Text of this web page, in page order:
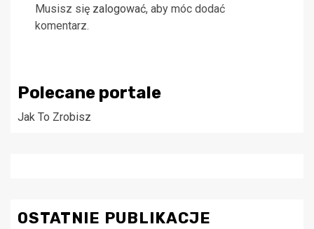
Musisz się zalogować, aby móc dodać
komentarz.
Polecane portale
Jak To Zrobisz
OSTATNIE PUBLIKACJE